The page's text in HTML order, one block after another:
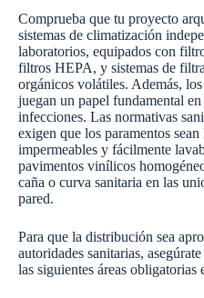
Comprueba que tu proyecto
sistemas de climatización
laboratorios, equipados con
filtros HEPA, y sistemas de
orgánicos volátiles. Además,
juegan un papel fundamental
infecciones. Las normativas
exigen que los paramentos
impermeables y fácilmente
pavimentos vinílicos
caña o curva sanitaria en las
pared.
Para que la distribución sea
autoridades sanitarias,
las siguientes áreas obligatorias